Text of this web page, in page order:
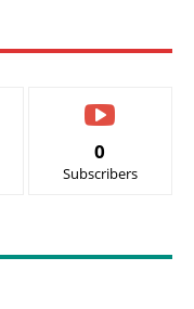
0
Subscribers